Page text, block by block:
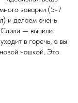
заварки (5-7
и делаем очень
Слили — выпили.
в горечь, а вы
чашкой. Это